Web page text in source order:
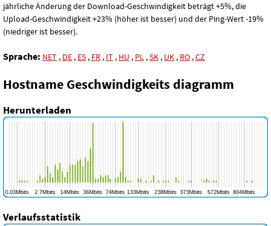
jährliche Änderung der Download-Geschwindigkeit beträgt +5%, die
Upload-Geschwindigkeit +23% (höher ist besser) und der Ping-Wert -19%
(niedriger ist besser).
Sprache: NET , DE , ES , FR , IT , HU , PL ,SK , UK , RO ,CZ
Hostname Geschwindigkeits diagramm
Herunterladen
Verlaufsstatistik